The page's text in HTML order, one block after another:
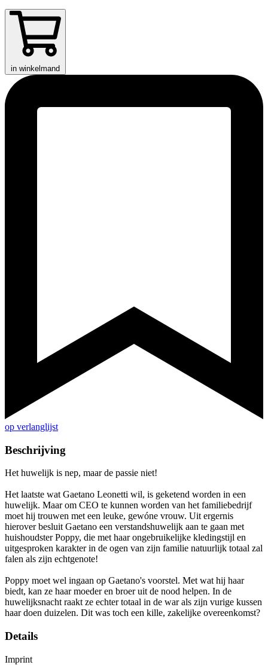
in winkelmand
op verlanglijst
Beschrijving
Het huwelijk is nep, maar de passie niet!
Het laatste wat Gaetano Leonetti wil, is geketend worden in een
huwelijk. Maar om CEO te kunnen worden van het familiebedrijf
moet hij trouwen met een leuke, gewóne vrouw. Uit ergernis
hierover besluit Gaetano een verstandshuwelijk aan te gaan met
huishoudster Poppy, die met haar ongebruikelijke kledingstijl en
uitgesproken karakter in de ogen van zijn familie natuurlijk totaal zal
falen als zijn echtgenote!
Poppy moet wel ingaan op Gaetano's voorstel. Met wat hij haar
biedt, kan ze haar moeder en broer uit de nood helpen. In de
huwelijksnacht raakt ze echter totaal in de war als zijn vurige kussen
haar doen duizelen. Dit was toch een kille, zakelijke overeenkomst?
Details
Imprint